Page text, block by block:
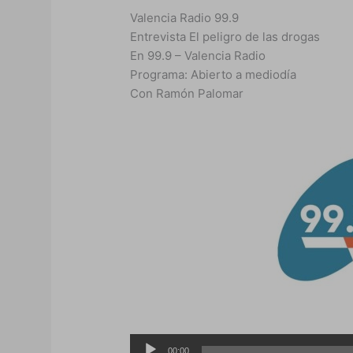
Valencia Radio 99.9
Entrevista El peligro de las drogas
En 99.9 – Valencia Radio
Programa: Abierto a mediodía
Con Ramón Palomar
Reproductor
00:00